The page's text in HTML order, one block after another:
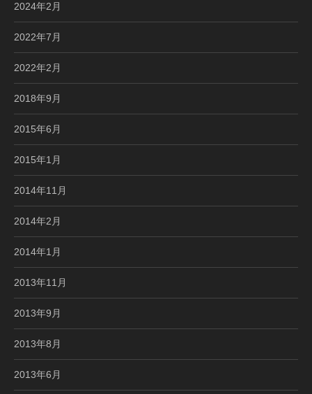
2024年2月
2022年7月
2022年2月
2018年9月
2015年6月
2015年1月
2014年11月
2014年2月
2014年1月
2013年11月
2013年9月
2013年8月
2013年6月